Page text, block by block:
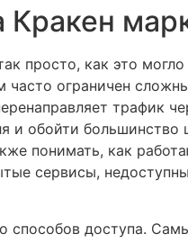
просто, как это
часто ограничен
трафик
и обойти
понимать, как
сервисы,
способов доступа.